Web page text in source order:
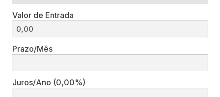
Valor de Entrada
Prazo/Mês
Juros/Ano (0,00%)